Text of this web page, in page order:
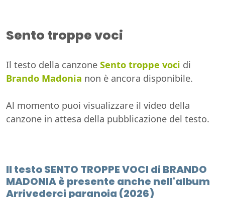
Sento troppe voci
Il testo della canzone Sento troppe voci di
Brando Madonia non è ancora disponibile.
Al momento puoi visualizzare il video della
canzone in attesa della pubblicazione del testo.
Il testo SENTO TROPPE VOCI di BRANDO
MADONIA è presente anche nell'album
Arrivederci paranoia (2026)